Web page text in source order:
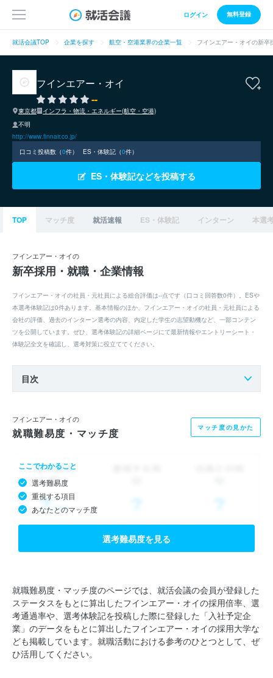
ログイン 無料登録
就活会議TOP 企業を探す 航空・空港業界の企業一覧 フインエアー・オイの新卒
フインエアー・オイ
--
東京都
インフラ・物流・エネルギー(航空・空港)
不明
http://www.finnair.co.jp/
口コミ投稿数（0件） ES・体験記（0件）
ES・体験記などを投稿する
TOP マッチ度 就活速報 ES・体験記 インターン 本選
フインエアー・オイの
新卒採用・就職・企業情報
フインエアー・オイの社員・元社員による総合評価は--点です（口コミ回答数0件）。ESや
本選考体験記は0件あります。基本情報のほか、フインエアー・オイの社員・元社員による
会社の評価、過去のインターン選考の内容、内定した学生の志望動機など、一部コンテン
ツを公開しています。ぜひ、選考体験記の詳細ページにて最新情報やエントリーシート・
体験記全文を確認し、選考対策に役立ててください。
目次
フインエアー・オイの
就職難易度・マッチ度 マッチ度の見かた
ここでわかること
選考難易度
重視する項目
あなたとのマッチ度
選考難易度を見る
就職難易度・マッチ度のページでは、就活会議の会員が登録した
ステータスをもとに算出したフインエアー・オイの採用倍率、選
考通過率や、選考体験記を投稿した際に登録した「入社予定企
業」のデータをもとに算出したフインエアー・オイの採用大学な
ども掲載しています。就職活動における参考のひとつとして、ぜ
ひ活用してください。